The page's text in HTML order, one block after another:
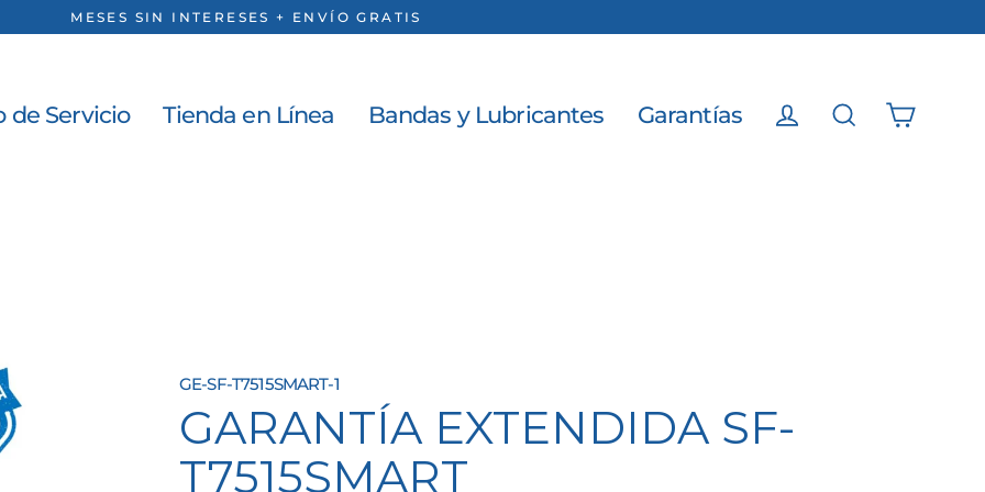
MESES SIN INTERESES + ENVÍO GRATIS
de Servicio Tienda en Línea Bandas y Lubricantes
Garantías
GE-SF-T7515SMART-1
GARANTÍA EXTENDIDA SF-
T7515SMART